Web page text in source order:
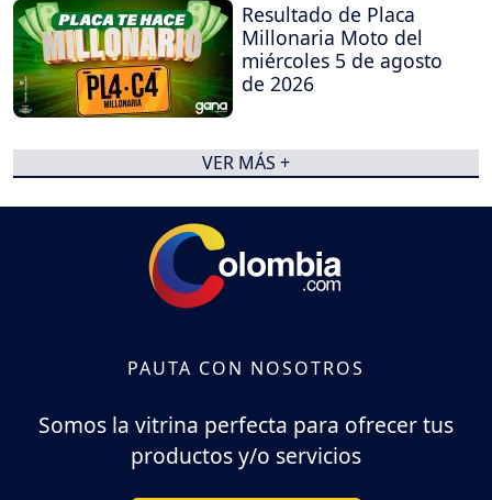
Resultado de Placa
Millonaria Moto del
miércoles 5 de agosto
de 2026
VER MÁS +
PAUTA CON NOSOTROS
Somos la vitrina perfecta para ofrecer tus
productos y/o servicios